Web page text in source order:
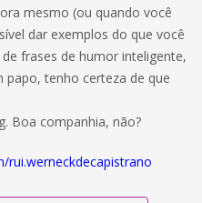
mesmo (ou quando você
dar exemplos do que você
frases de humor inteligente,
tenho certeza de que
Boa companhia, não?
rui.werneckdecapistrano